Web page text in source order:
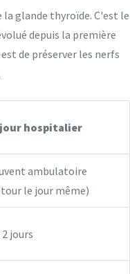
la glande thyroïde. C'est le
depuis la première
de préserver les nerfs
hospitalier
ambulatoire
le jour même)
2 jours